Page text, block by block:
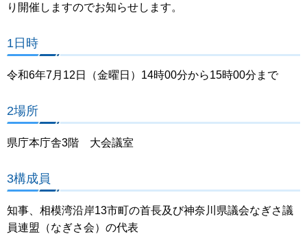
り開催しますのでお知らせします。
1日時
令和6年7月12日（金曜日）14時00分から15時00分まで
2場所
県庁本庁舎3階 大会議室
3構成員
知事、相模湾沿岸13市町の首長及び神奈川県議会なぎさ議
員連盟（なぎさ会）の代表